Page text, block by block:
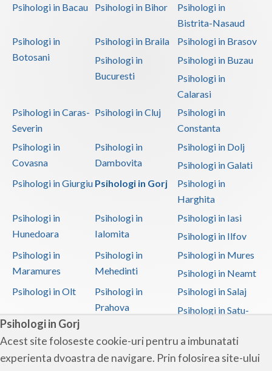
Psihologi in Gorj
Acest site foloseste cookie-uri pentru a imbunatati
experienta dvoastra de navigare. Prin folosirea site-ului
Psihologi in Bacau
Psihologi in Bihor
Psihologi in
Bistrita-Nasaud
Psihologi in
Botosani
Psihologi in Braila
Psihologi in Brasov
Psihologi in
Bucuresti
Psihologi in Buzau
Psihologi in
Calarasi
Psihologi in Caras-
Severin
Psihologi in Cluj
Psihologi in
Constanta
Psihologi in
Covasna
Psihologi in
Dambovita
Psihologi in Dolj
Psihologi in Galati
Psihologi in Giurgiu Psihologi in Gorj
Psihologi in
Harghita
Psihologi in
Hunedoara
Psihologi in
Ialomita
Psihologi in Iasi
Psihologi in Ilfov
Psihologi in
Maramures
Psihologi in
Mehedinti
Psihologi in Mures
Psihologi in Neamt
Psihologi in Olt
Psihologi in
Prahova
Psihologi in Salaj
Psihologi in Satu-
Psihologi in Sibiu
Psihologi in
Suceava
Psihologi in
Teleorman